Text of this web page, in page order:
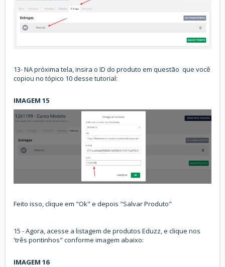
13- NA próxima tela, insira o ID do produto em questão que você
copiou no tópico 10 desse tutorial:
IMAGEM 15
Feito isso, clique em "Ok" e depois "Salvar Produto"
15 - Agora, acesse a listagem de produtos Eduzz, e clique nos
'três pontinhos" conforme imagem abaixo:
IMAGEM 16